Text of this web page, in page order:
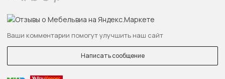
Ваши комментарии помогут улучшить наш сайт
Написать сообщение